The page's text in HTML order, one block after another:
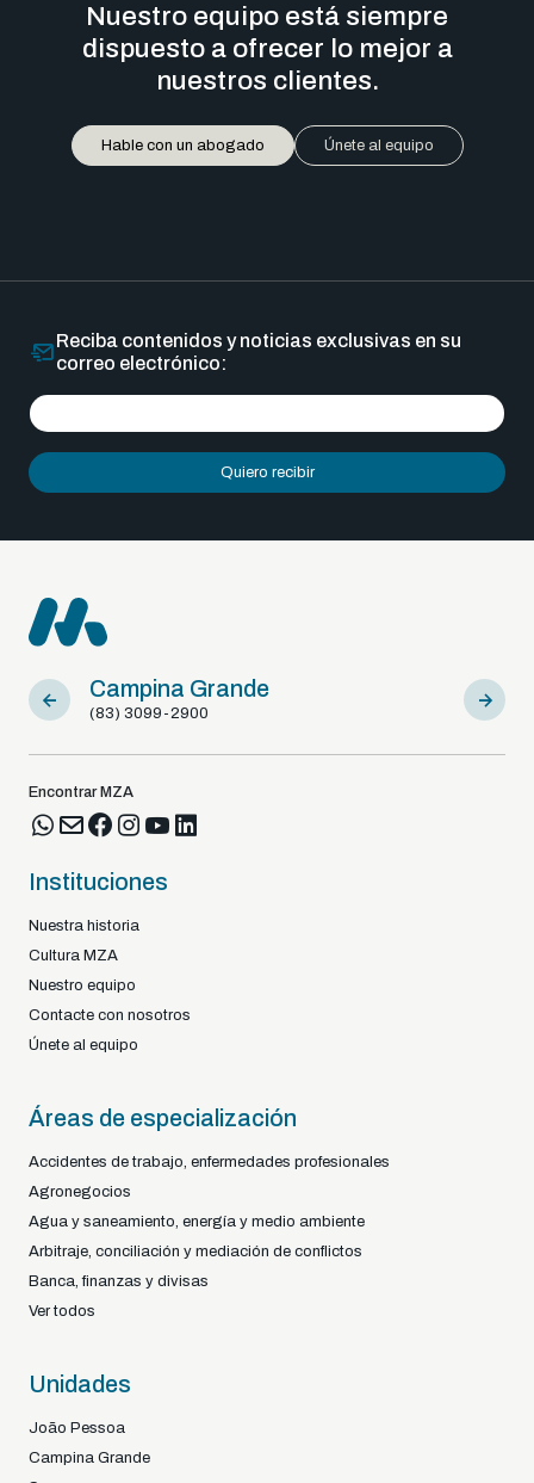
Nuestro equipo está siempre
dispuesto a ofrecer lo mejor a
nuestros clientes.
Hable con un abogado Únete al equipo
Reciba contenidos y noticias exclusivas en su
correo electrónico:
Quiero recibir
Campina Grande
(83) 3099-2900
Sousa
(83)
Encontrar MZA
Instituciones
Nuestra historia
Cultura MZA
Nuestro equipo
Contacte con nosotros
Únete al equipo
Áreas de especialización
Accidentes de trabajo, enfermedades profesionales
Agronegocios
Agua y saneamiento, energía y medio ambiente
Arbitraje, conciliación y mediación de conflictos
Banca, finanzas y divisas
Ver todos
Unidades
João Pessoa
Campina Grande